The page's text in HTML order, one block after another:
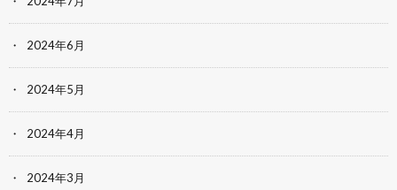
2024年6月
2024年5月
2024年4月
2024年3月